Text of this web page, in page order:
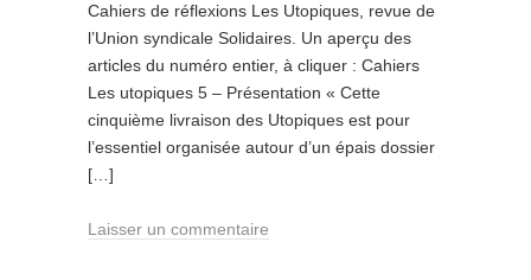
Cahiers de réflexions Les Utopiques, revue de
l’Union syndicale Solidaires. Un aperçu des
articles du numéro entier, à cliquer : Cahiers
Les utopiques 5 – Présentation « Cette
cinquième livraison des Utopiques est pour
l’essentiel organisée autour d’un épais dossier
[…]
Laisser un commentaire